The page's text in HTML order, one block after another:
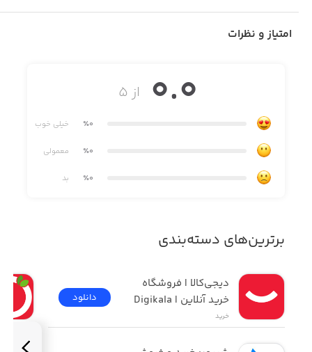
امتیاز و نظرات
از ۵ 0.0
٪0 خیلی خوب
٪0 معمولی
٪0 بد
برترین‌های دسته‌بندی
خرید آنلاین | Digikala
خرید
دانلود